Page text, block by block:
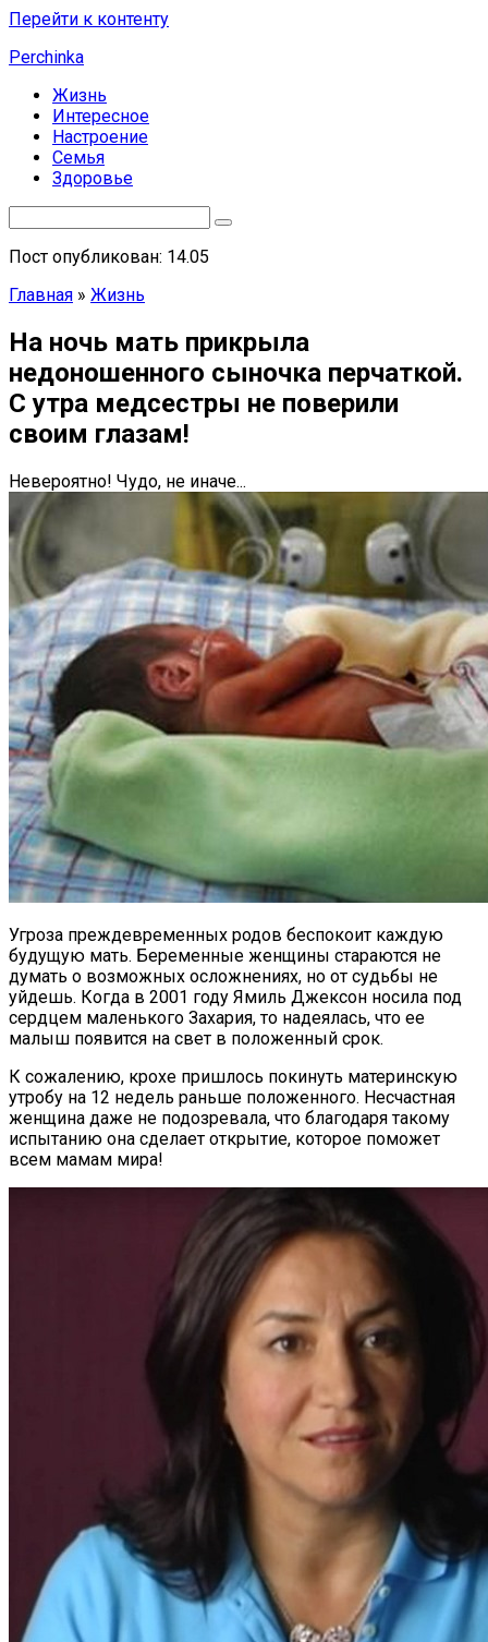
Перейти к контенту
Perchinka
Жизнь
Интересное
Настроение
Семья
Здоровье
Пост опубликован: 14.05
Главная » Жизнь
На ночь мать прикрыла
недоношенного сыночка перчаткой.
С утра медсестры не поверили
своим глазам!
Невероятно! Чудо, не иначе...
Угроза преждевременных родов беспокоит каждую
будущую мать. Беременные женщины стараются не
думать о возможных осложнениях, но от судьбы не
уйдешь. Когда в 2001 году Ямиль Джексон носила под
сердцем маленького Захария, то надеялась, что ее
малыш появится на свет в положенный срок.
К сожалению, крохе пришлось покинуть материнскую
утробу на 12 недель раньше положенного. Несчастная
женщина даже не подозревала, что благодаря такому
испытанию она сделает открытие, которое поможет
всем мамам мира!